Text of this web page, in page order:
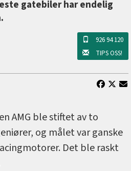
gatebiler har endelig
926 94 120
TIPS OSS!
AMG ble stiftet av to
og målet var ganske
Det ble raskt